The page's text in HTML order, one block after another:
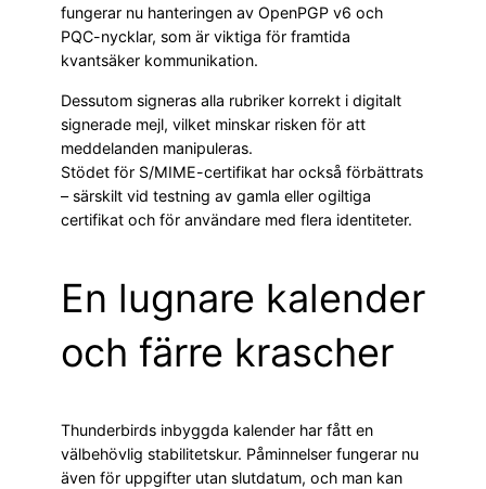
fungerar nu hanteringen av OpenPGP v6 och
PQC-nycklar, som är viktiga för framtida
kvantsäker kommunikation.
Dessutom signeras alla rubriker korrekt i digitalt
signerade mejl, vilket minskar risken för att
meddelanden manipuleras.
Stödet för S/MIME-certifikat har också förbättrats
– särskilt vid testning av gamla eller ogiltiga
certifikat och för användare med flera identiteter.
En lugnare kalender
och färre krascher
Thunderbirds inbyggda kalender har fått en
välbehövlig stabilitetskur. Påminnelser fungerar nu
även för uppgifter utan slutdatum, och man kan